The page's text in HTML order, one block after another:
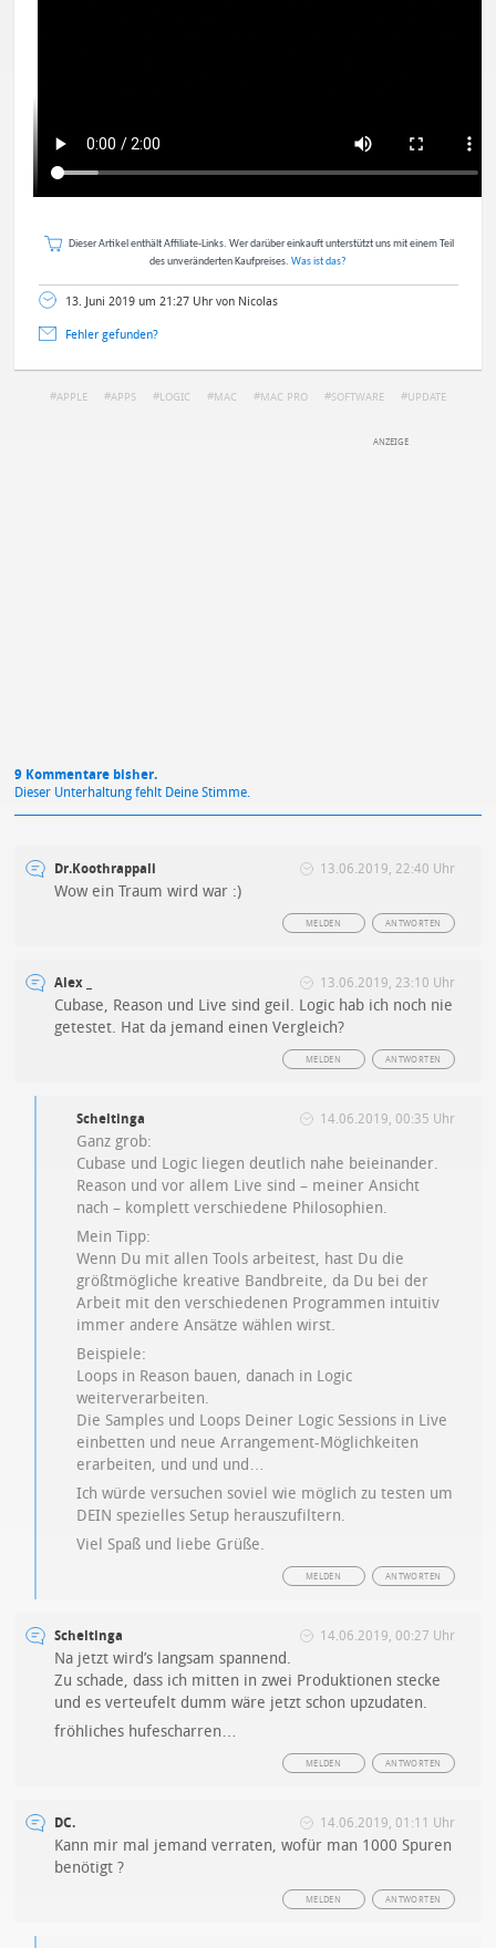
Dieser Artikel enthält Affiliate-Links. Wer darüber einkauft unterstützt uns mit einem Teil
des unveränderten Kaufpreises. Was ist das?
13. Juni 2019 um 21:27 Uhr von Nicolas
Fehler gefunden?
APPLE APPS LOGIC MAC MAC PRO SOFTWARE UPDATE
9 Kommentare bisher.
Dieser Unterhaltung fehlt Deine Stimme.
Dr.Koothrappali 13.06.2019, 22:40 Uhr
Wow ein Traum wird war :)
ANTWORTEN
MELDEN
Alex _ 13.06.2019, 23:10 Uhr
Cubase, Reason und Live sind geil. Logic hab ich noch nie
getestet. Hat da jemand einen Vergleich?
ANTWORTEN
MELDEN
Scheltinga 14.06.2019, 00:35 Uhr
Ganz grob:
Cubase und Logic liegen deutlich nahe beieinander.
Reason und vor allem Live sind – meiner Ansicht
nach – komplett verschiedene Philosophien.
Mein Tipp:
Wenn Du mit allen Tools arbeitest, hast Du die
größtmögliche kreative Bandbreite, da Du bei der
Arbeit mit den verschiedenen Programmen intuitiv
immer andere Ansätze wählen wirst.
Beispiele:
Loops in Reason bauen, danach in Logic
weiterverarbeiten.
Die Samples und Loops Deiner Logic Sessions in Live
einbetten und neue Arrangement-Möglichkeiten
erarbeiten, und und und…
Ich würde versuchen soviel wie möglich zu testen um
DEIN spezielles Setup herauszufiltern.
Viel Spaß und liebe Grüße.
ANTWORTEN
MELDEN
Scheltinga 14.06.2019, 00:27 Uhr
Na jetzt wird’s langsam spannend.
Zu schade, dass ich mitten in zwei Produktionen stecke
und es verteufelt dumm wäre jetzt schon upzudaten.
fröhliches hufescharren…
ANTWORTEN
MELDEN
DC. 14.06.2019, 01:11 Uhr
Kann mir mal jemand verraten, wofür man 1000 Spuren
benötigt ?
ANTWORTEN
MELDEN